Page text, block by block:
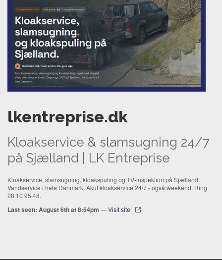
lkentreprise.dk
Kloakservice & slamsugning 24/7
på Sjælland | LK Entreprise
Kloakservice, slamsugning, kloakspuling og TV-inspektion på Sjælland.
Vandservice i hele Danmark. Akut kloakservice 24/7 - også weekend. Ring
28 10 95 48.
Last seen: August 6th at 8:54pm —Visit site